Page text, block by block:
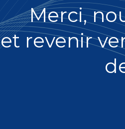
Merci,
et revenir